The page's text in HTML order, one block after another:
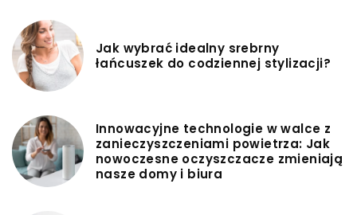
Jak wybrać idealny srebrny
łańcuszek do codziennej stylizacji?
Innowacyjne technologie w walce z
zanieczyszczeniami powietrza: Jak
nowoczesne oczyszczacze zmieniają
nasze domy i biura